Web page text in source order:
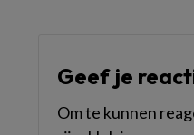
Geef je
Om te kunnen